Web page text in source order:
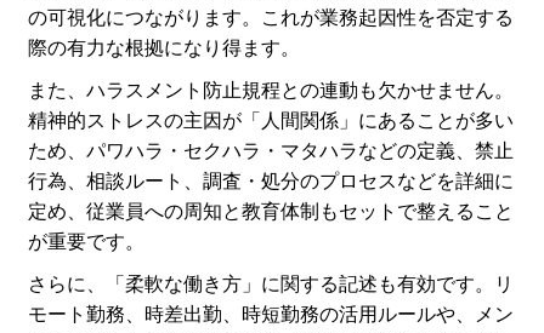
の可視化につながります。これが業務起因性を否定する
際の有力な根拠になり得ます。
また、ハラスメント防止規程との連動も欠かせません。
精神的ストレスの主因が「人間関係」にあることが多い
ため、パワハラ・セクハラ・マタハラなどの定義、禁止
行為、相談ルート、調査・処分のプロセスなどを詳細に
定め、従業員への周知と教育体制もセットで整えること
が重要です。
さらに、「柔軟な働き方」に関する記述も有効です。リ
モート勤務、時差出勤、時短勤務の活用ルールや、メン